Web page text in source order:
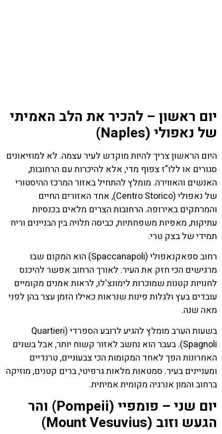
יום ראשון – להכיר את הלב האמיתי
של נאפולי (Naples)
היום הראשון צריך להיות מוקדש לעיר עצמה. לא למוזיאונים
סגורים או ללו"ז צפוף מדי, אלא להיכרות עם הרחובות,
האנשים והאווירה. מומלץ להתחיל באזור המרכז ההיסטורי
של נאפולי (Centro Storico), אחד האזורים החיים
והמרתקים באירופה. הרחובות הצרים מלאים בכנסיות
עתיקות, מאפיות משפחתיות, כביסה תלויה בין הבניינים וריח
תמידי של בצק טרי.
רחוב ספאקנאפולי (Spaccanapoli) הוא המקום שבו
מרגישים הכי חזק את העיר. לאורך הרחוב אפשר להיכנס
לחנויות קטנות שמוכרות לימונצ'לו, לראות אמנים מקומיים
עובדים בעץ ולגלות פינות שנראות כאילו הזמן עצר בהן לפני
מאה שנה.
בשעות הערב מומלץ להגיע לרובע הספרדי (Quartieri
Spagnoli). בעבר הוא נחשב לאזור קשוח יותר, אבל בשנים
האחרונות הפך לאחד המקומות הכי צבעוניים, טרנדיים
ומעניינים בעיר. סמטאות מלאות גרפיטי, ברים קטנים, מוזיקה
ברחוב והמון אנרגיה מקומית אמיתית.
יום שני – פומפיי (Pompeii) והר
הגעש וזוב (Mount Vesuvius)